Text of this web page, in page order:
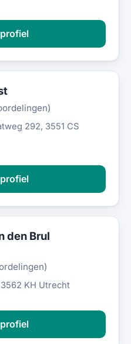
292, 3551 CS
den Brul
KH Utrecht